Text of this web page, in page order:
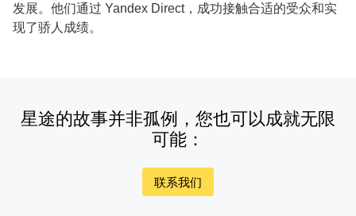
发展。他们通过 Yandex Direct，成功接触合适的受众和实
现了骄人成绩。
星途的故事并非孤例，您也可以成就无限
可能：
联系我们